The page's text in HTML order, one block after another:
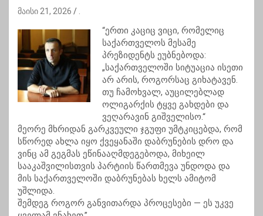
მაისი 21, 2026
“ერთი კაციც ვიცი, რომელიც
საქართველოს მესამე
პრეზიდენტს ეუბნებოდა:
„საქართველოში სიტუაცია ისეთი
არ არის, როგორსაც გიხატავენ.
თუ ჩამოხვალ, აუცილებლად
ოლიგარქის ტყვე გახდები და
ვეღარავინ გიშველისო.“
მეორე მხრიდან გარკვეული ჯგუფი უმტკიცებდა, რომ
სწორედ ახლა იყო ქვეყანაში დაბრუნების დრო და
ვინც ამ გეგმას ეწინააღმდეგებოდა, მიხეილ
სააკაშვილისთვის პარტიის წართმევა უნდოდა და
მის საქართველოში დაბრუნებას ხელს ამიტომ
უშლიდა.
შემდეგ როგორ განვითარდა პროცესები — ეს უკვე